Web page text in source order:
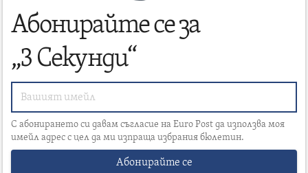
Абонирайте се за
„3 Секунди“
С абонирането си давам съгласие на Euro Post да използва моя
имейл адрес с цел да ми изпраща избрания бюлетин.
Абонирайте се